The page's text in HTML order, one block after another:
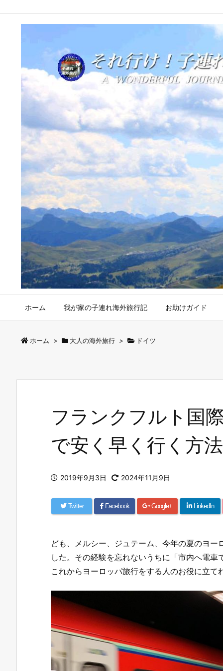
ホーム 我が家の子連れ海外旅行記 お助けガイド
ホーム > 大人の海外旅行 > ドイツ
フランクフルト国
で安く早く行く方
2019年9月3日 2024年11月9日
Twitter Facebook Google+ LinkedIn
ども、メルシー、ジュテーム、今年の夏のヨ
した。その経験を忘れないうちに「市内へ電
これからヨーロッパ旅行をする人のお役に立